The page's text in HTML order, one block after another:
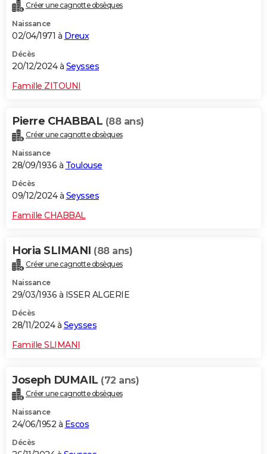
Créer une cagnotte obsèques
Naissance
02/04/1971 à Dreux
Décès
20/12/2024 à Seysses
Famille ZITOUNI
Pierre CHABBAL (88 ans)
Créer une cagnotte obsèques
Naissance
28/09/1936 à Toulouse
Décès
09/12/2024 à Seysses
Famille CHABBAL
Horia SLIMANI (88 ans)
Créer une cagnotte obsèques
Naissance
29/03/1936 à ISSER ALGERIE
Décès
28/11/2024 à Seysses
Famille SLIMANI
Joseph DUMAIL (72 ans)
Créer une cagnotte obsèques
Naissance
24/06/1952 à Escos
Décès